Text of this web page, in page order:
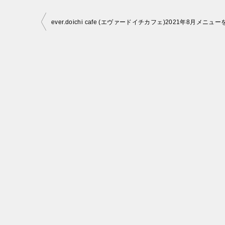
投
ever.doichi cafe (エヴァードイチカフェ)2021年8月メニュー